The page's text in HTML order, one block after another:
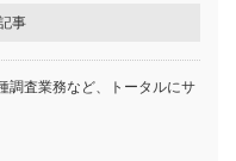
事
調査業務など、トータルにサ